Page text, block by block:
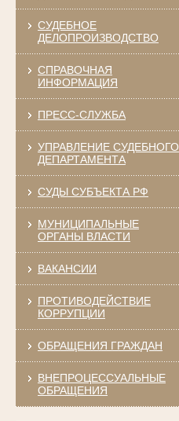
СУДЕБНОЕ
ДЕЛОПРОИЗВОДСТВО
СПРАВОЧНАЯ
ИНФОРМАЦИЯ
ПРЕСС-СЛУЖБА
УПРАВЛЕНИЕ СУДЕБНОГО
ДЕПАРТАМЕНТА
СУДЫ СУБЪЕКТА РФ
МУНИЦИПАЛЬНЫЕ
ОРГАНЫ ВЛАСТИ
ВАКАНСИИ
ПРОТИВОДЕЙСТВИЕ
КОРРУПЦИИ
ОБРАЩЕНИЯ ГРАЖДАН
ВНЕПРОЦЕССУАЛЬНЫЕ
ОБРАЩЕНИЯ